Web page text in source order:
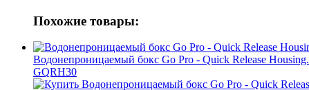
Похожие товары:
Водонепроницаемый бокс Go Pro - Quick Release Housing.
GQRH30